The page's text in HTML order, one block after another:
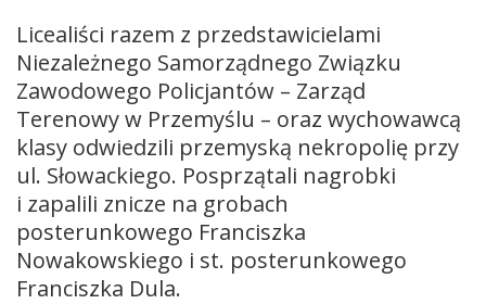
Licealiści razem z przedstawicielami
Niezależnego Samorządnego Związku
Zawodowego Policjantów – Zarząd
Terenowy w Przemyślu – oraz wychowawcą
klasy odwiedzili przemyską nekropolię przy
ul. Słowackiego. Posprzątali nagrobki
i zapalili znicze na grobach
posterunkowego Franciszka
Nowakowskiego i st. posterunkowego
Franciszka Dula.